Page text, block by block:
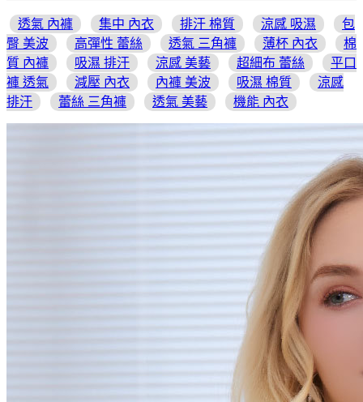
透氣 內褲 集中 內衣 排汗 棉質 涼感 吸濕
包
臀 美波
高彈性 蕾絲 透氣 三角褲 薄杯 內衣
棉
質 內褲
吸濕 排汗 涼感 美藝 超細布 蕾絲
平口
褲 透氣
減壓 內衣 內褲 美波 吸濕 棉質
涼感
排汗
蕾絲 三角褲 透氣 美藝 機能 內衣